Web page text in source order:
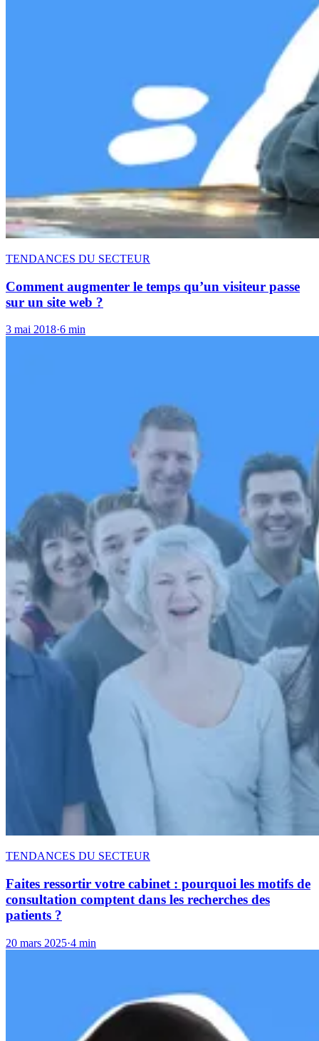
TENDANCES DU SECTEUR
Comment augmenter le temps qu’un visiteur passe
sur un site web ?
3 mai 2018·6 min
TENDANCES DU SECTEUR
Faites ressortir votre cabinet : pourquoi les motifs de
consultation comptent dans les recherches des
patients ?
20 mars 2025·4 min